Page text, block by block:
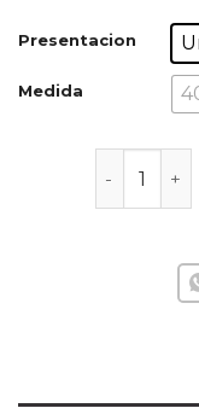
Presentacion
Medida
Toalla de